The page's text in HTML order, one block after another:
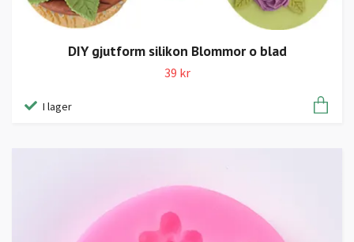
DIY gjutform silikon Blommor o blad
39 kr
I lager